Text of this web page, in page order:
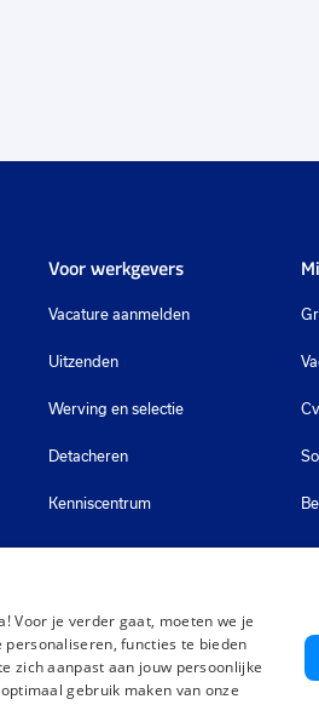
Voor werkgevers
Vacature aanmelden
Uitzenden
Werving en selectie
Detacheren
Kenniscentrum
Voor je verder gaat, moeten we je
functies te bieden
zich aanpast aan jouw persoonlijke
gebruik maken van onze